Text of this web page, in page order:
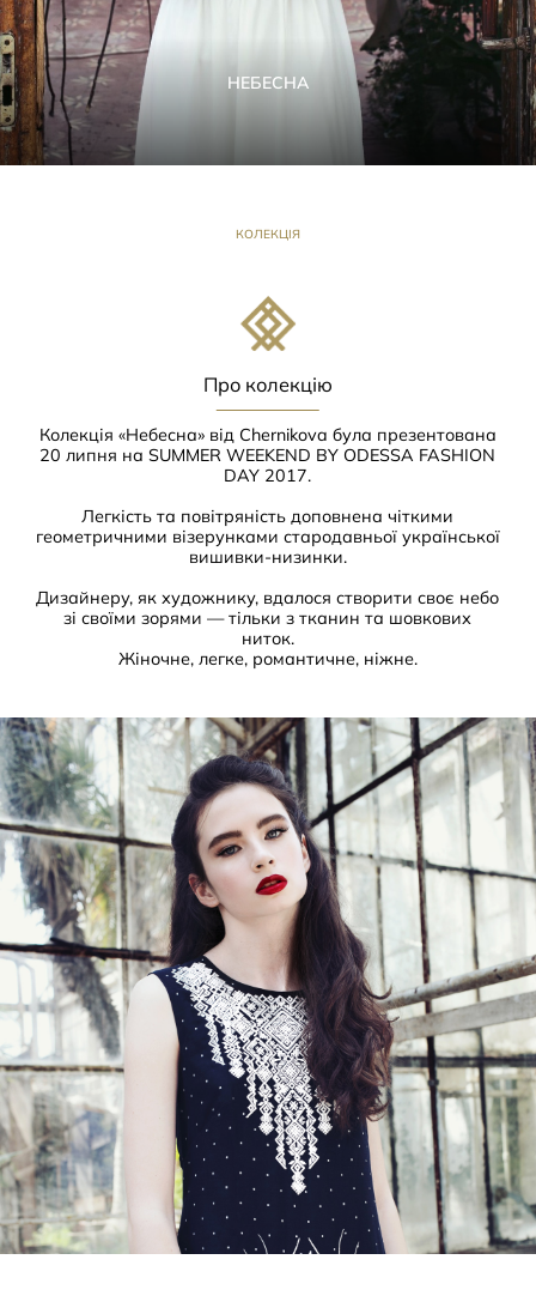
НЕБЕСНА
КОЛЕКЦІЯ
Про колекцію
Колекція «Небесна» від Chernikova була презентована
20 липня на SUMMER WEEKEND BY ODESSA FASHION
DAY 2017.
Легкість та повітряність доповнена чіткими
геометричними візерунками стародавньої української
вишивки-низинки.
Дизайнеру, як художнику, вдалося створити своє небо
зі своїми зорями — тільки з тканин та шовкових
ниток.
Жіночне, легке, романтичне, ніжне.